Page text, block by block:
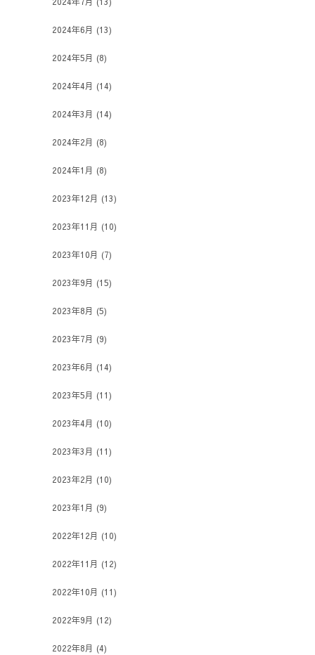
2024年6月 (13)
2024年5月 (8)
2024年4月 (14)
2024年3月 (14)
2024年2月 (8)
2024年1月 (8)
2023年12月 (13)
2023年11月 (10)
2023年10月 (7)
2023年9月 (15)
2023年8月 (5)
2023年7月 (9)
2023年6月 (14)
2023年5月 (11)
2023年4月 (10)
2023年3月 (11)
2023年2月 (10)
2023年1月 (9)
2022年12月 (10)
2022年11月 (12)
2022年10月 (11)
2022年9月 (12)
2022年8月 (4)